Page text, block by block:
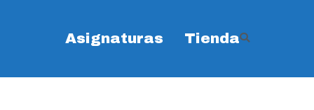
Asignaturas Tienda